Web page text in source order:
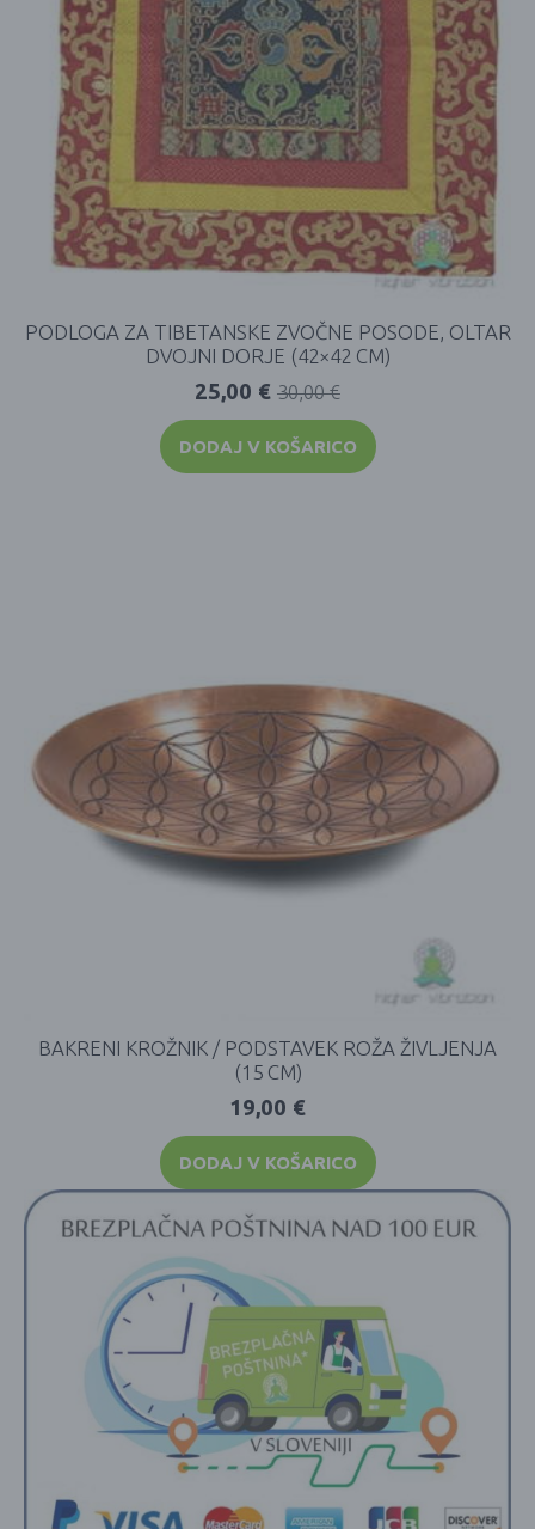
PODLOGA ZA TIBETANSKE ZVOČNE POSODE, OLTAR
DVOJNI DORJE (42×42 CM)
30,00€
25,00 €
DODAJ V KOŠARICO
BAKRENI KROŽNIK / PODSTAVEK ROŽA ŽIVLJENJA
(15 CM)
19,00 €
DODAJ V KOŠARICO